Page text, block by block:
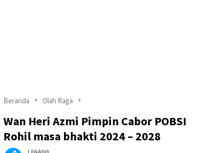
Beranda Olah Raga
Wan Heri Azmi Pimpin Cabor POBSI
Rohil masa bhakti 2024 – 2028
LilikAbdi